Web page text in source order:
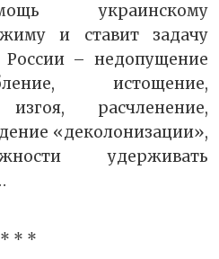
украинскому
и ставит задачу
– недопущение
истощение,
расчленение,
«деколонизации»,
удерживать
* * *